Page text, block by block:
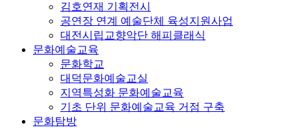
김호연재 기획전시
공연장 연계 예술단체 육성지원사업
대전시립교향악단 해피클래식
문화예술교육
문화학교
대덕문화예술교실
지역특성화 문화예술교육
기초 단위 문화예술교육 거점 구축
문화탐방